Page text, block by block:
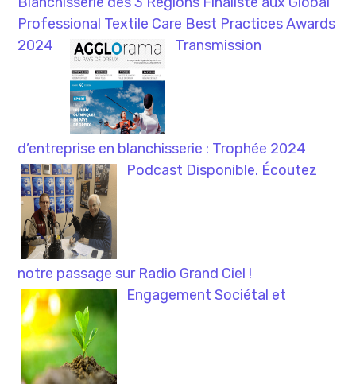
Professional Textile Care Best Practices Awards
2024
Transmission
d’entreprise en blanchisserie : Trophée 2024
Podcast Disponible. Écoutez
notre passage sur Radio Grand Ciel !
Engagement Sociétal et